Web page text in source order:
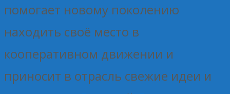
помогает новому поколению
находить своё место в
кооперативном движении и
приносит в отрасль свежие идеи и